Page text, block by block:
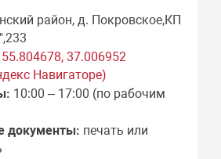
район, д. Покровское,КП
55.804678, 37.006952
Навигаторе)
10:00 – 17:00 (по рабочим
документы: печать или